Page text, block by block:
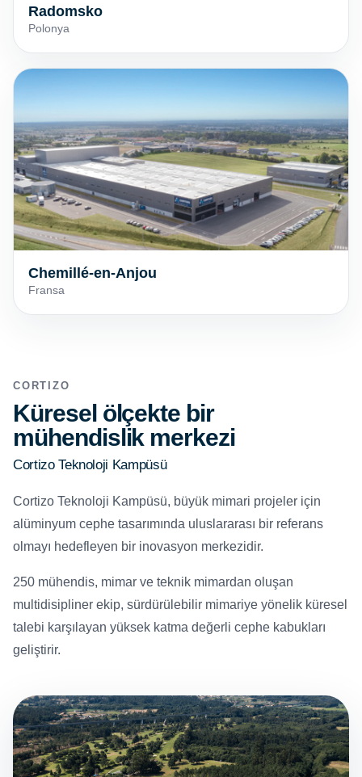
Radomsko
Polonya
Chemillé-en-Anjou
Fransa
CORTIZO
Küresel ölçekte bir
mühendislik merkezi
Cortizo Teknoloji Kampüsü
Cortizo Teknoloji Kampüsü, büyük mimari projeler için
alüminyum cephe tasarımında uluslararası bir referans
olmayı hedefleyen bir inovasyon merkezidir.
250 mühendis, mimar ve teknik mimardan oluşan
multidisipliner ekip, sürdürülebilir mimariye yönelik küresel
talebi karşılayan yüksek katma değerli cephe kabukları
geliştirir.